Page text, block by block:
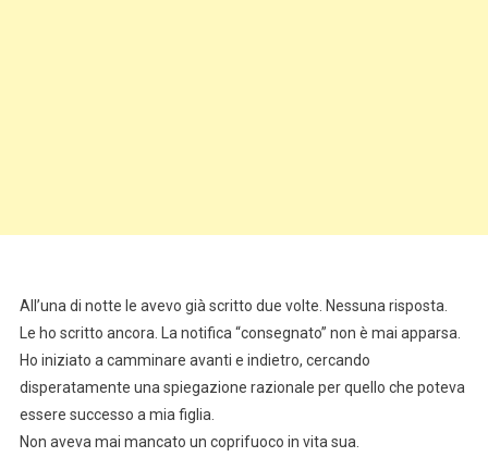
All’una di notte le avevo già scritto due volte. Nessuna risposta.
Le ho scritto ancora. La notifica “consegnato” non è mai apparsa.
Ho iniziato a camminare avanti e indietro, cercando
disperatamente una spiegazione razionale per quello che poteva
essere successo a mia figlia.
Non aveva mai mancato un coprifuoco in vita sua.